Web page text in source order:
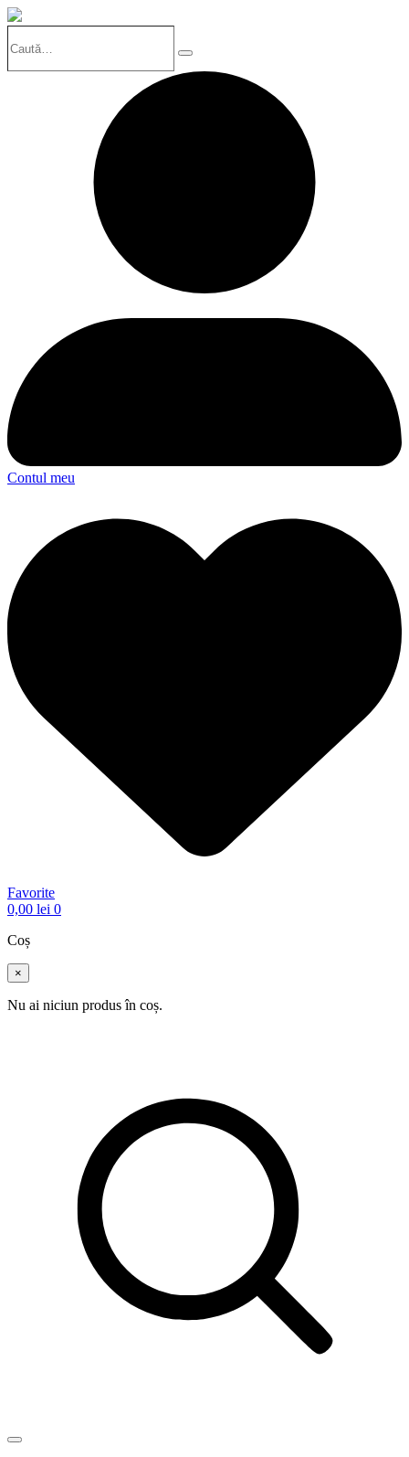
Search
Contul meu
Favorite
0,00 lei 0
Coș
×
Nu ai niciun produs în coș.